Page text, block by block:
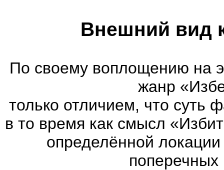
Внешний вид
По своему воплощению на
жанр
только отличием, что суть
в то время как смысл
определённой